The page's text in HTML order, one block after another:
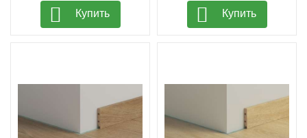
Купить Купить